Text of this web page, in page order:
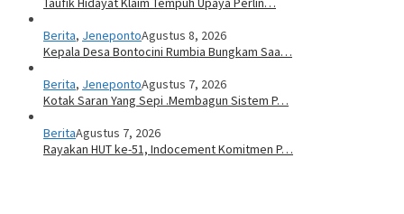
Berita, JenepontoAgustus 8, 2026
Kepala Desa Bontocini Rumbia Bungkam Saa…
Berita, JenepontoAgustus 7, 2026
Kotak Saran Yang Sepi .Membagun Sistem P…
BeritaAgustus 7, 2026
Rayakan HUT ke-51, Indocement Komitmen P…